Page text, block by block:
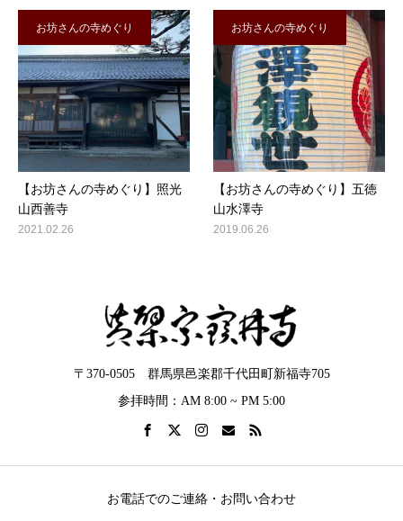
お坊さんの寺めぐり
【お坊さんの寺めぐり】照光
山西善寺
2021.02.26
お坊さんの寺めぐり
【お坊さんの寺めぐり】五徳
山水澤寺
2019.06.26
〒370-0505 群馬県邑楽郡千代田町新福寺705
参拝時間：AM 8:00 ~ PM 5:00
お電話でのご連絡・お問い合わせ